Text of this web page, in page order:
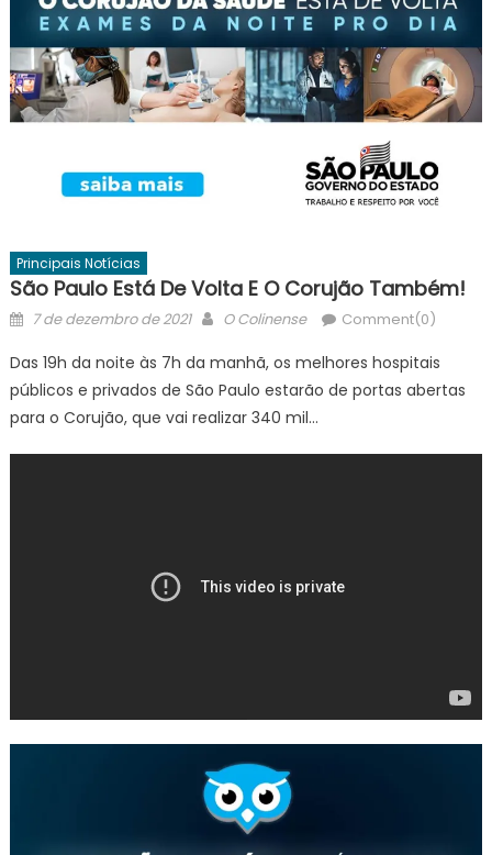
Principais Notícias
São Paulo Está De Volta E O Corujão Também!
Posted
7 de dezembro de 2021 Author
O Colinense Comment(0)
Das 19h da noite às 7h da manhã, os melhores hospitais
públicos e privados de São Paulo estarão de portas abertas
para o Corujão, que vai realizar 340 mil…